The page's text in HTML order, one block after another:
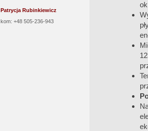
Patrycja Rubinkiewicz
kom: +48 505-236-943